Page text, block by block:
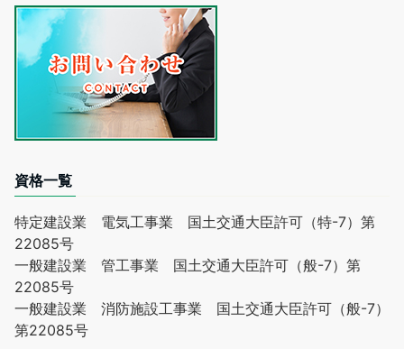
資格一覧
特定建設業 電気工事業 国土交通大臣許可（特-7）第
22085号
一般建設業 管工事業 国土交通大臣許可（般-7）第
22085号
一般建設業 消防施設工事業 国土交通大臣許可（般-7）
第22085号